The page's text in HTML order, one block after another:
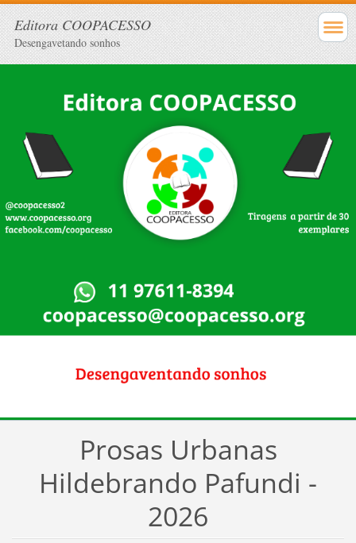
Editora COOPACESSO
Desengavetando sonhos
Prosas Urbanas
Hildebrando Pafundi -
2026